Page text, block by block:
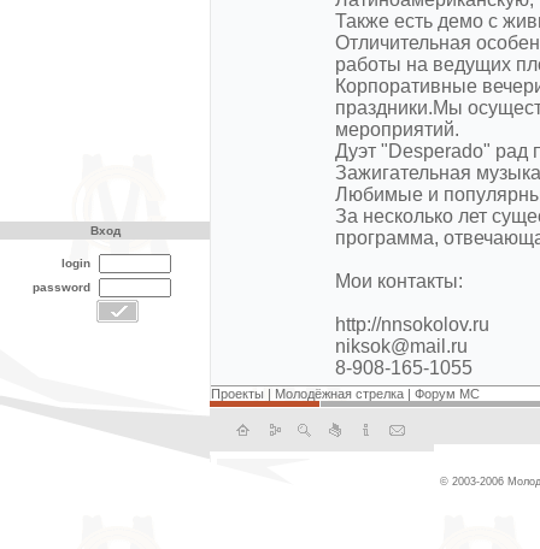
Также есть демо с
Отличительная
работы на ведущих
Корпоративные
праздники.Мы
мероприятий.
Дуэт "Desperado" рад
Зажигательная
Любимые и
За несколько лет
программа,
Мои контакты:
http://nnsokolov.ru
niksok@mail.ru
8-908-165-1055
Проекты | Молодёжная стрелка | Форум МС
Вход
login
password
© 2003-2006